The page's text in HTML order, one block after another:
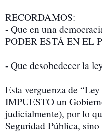
RECORDAMOS:
- Que en una
PODER ESTÁ EN EL
- Que desobedecer la
Esta verguenza de
IMPUESTO un
judicialmente), por lo
Seguridad Pública,